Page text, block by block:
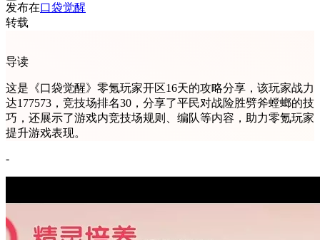
发布在口袋觉醒
转载
导读
这是《口袋觉醒》零氪玩家开区16天的攻略分享，该玩家战力
达177573，竞技场排名30，分享了平民对战险胜劈斧螳螂的技
巧，还展示了游戏内竞技场规则、编队等内容，助力零氪玩家
提升游戏表现。
-